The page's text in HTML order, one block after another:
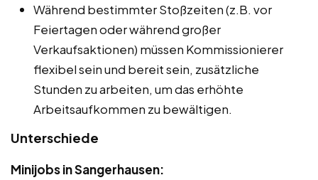
Während bestimmter Stoßzeiten (z.B. vor
Feiertagen oder während großer
Verkaufsaktionen) müssen Kommissionierer
flexibel sein und bereit sein, zusätzliche
Stunden zu arbeiten, um das erhöhte
Arbeitsaufkommen zu bewältigen.
Unterschiede
Minijobs in Sangerhausen: